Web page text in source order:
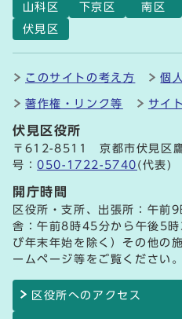
山科区
下京区 南区
伏見区
このサイトの考え方 個
著作権・リンク等 サイ
伏見区役所
〒612-8511 京都市伏見区
号：050-1722-5740 (代表)
開庁時間
区役所・支所、出張所：午
舎：午前8時45分から午後5
び年末年始を除く）その他の
ームページ等をご覧ください。
区役所へのアクセス